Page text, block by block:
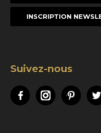
Suivez-nous
FacebookInstagram